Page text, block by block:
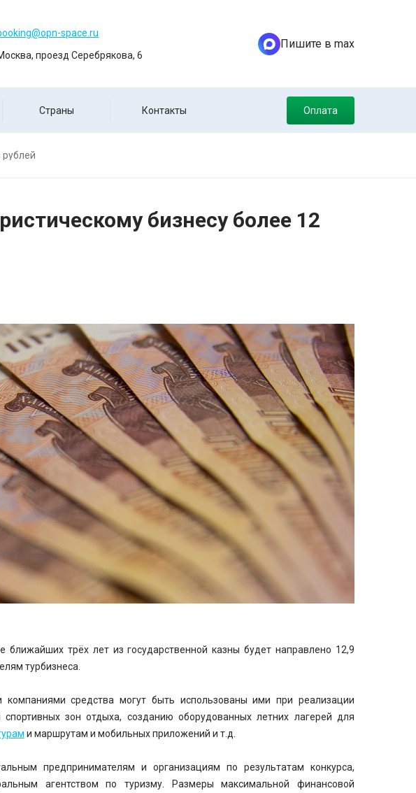
space.ru
проезд Серебрякова, 6
Пишите в max
Страны Контакты Оплата
рублей
бизнесу более 12
ближайших трёх лет из государственной казны будет направлено 12,9
турбизнеса.
компаниями средства могут быть использованы ими при реализации
зон отдыха, созданию оборудованных летних лагерей для
и маршрутам и мобильных приложений и т.д.
предпринимателям и организациям по результатам конкурса,
агентством по туризму. Размеры максимальной финансовой